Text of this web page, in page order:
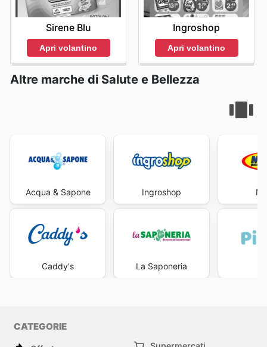
Sirene Blu
Apri volantino
Ingroshop
Apri volantino
Altre marche di Salute e Bellezza
Acqua & Sapone
Caddy's
Ingroshop
La Saponeria
CATEGORIE